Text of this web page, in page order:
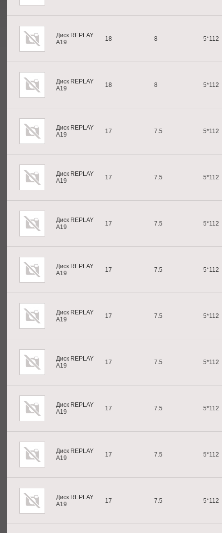
Диск REPLAY
A19
18 8 5*112
Диск REPLAY
A19
18 8 5*112
Диск REPLAY
A19
17 7.5 5*112
Диск REPLAY
A19
17 7.5 5*112
Диск REPLAY
A19
17 7.5 5*112
Диск REPLAY
A19
17 7.5 5*112
Диск REPLAY
A19
17 7.5 5*112
Диск REPLAY
A19
17 7.5 5*112
Диск REPLAY
A19
17 7.5 5*112
Диск REPLAY
A19
17 7.5 5*112
Диск REPLAY
A19
17 7.5 5*112